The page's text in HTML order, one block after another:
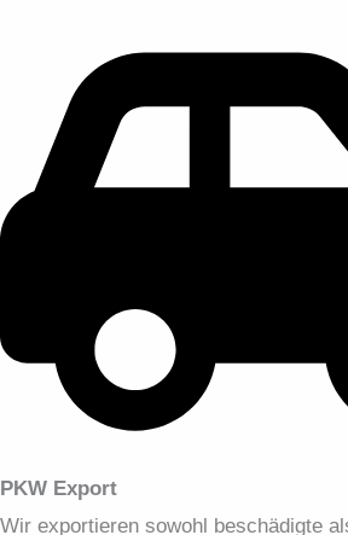
PKW Export
Wir exportieren sowohl beschädigte